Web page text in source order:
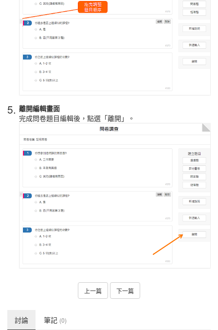
5. 離開編輯畫面
完成問卷題目編輯後，點選「離開」。
上一篇 下一篇
討論 筆記 (0)